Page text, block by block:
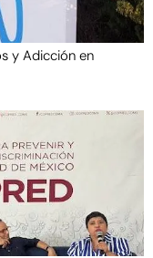
y Adicción en